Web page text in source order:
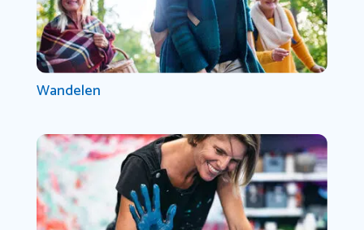
Wandelen